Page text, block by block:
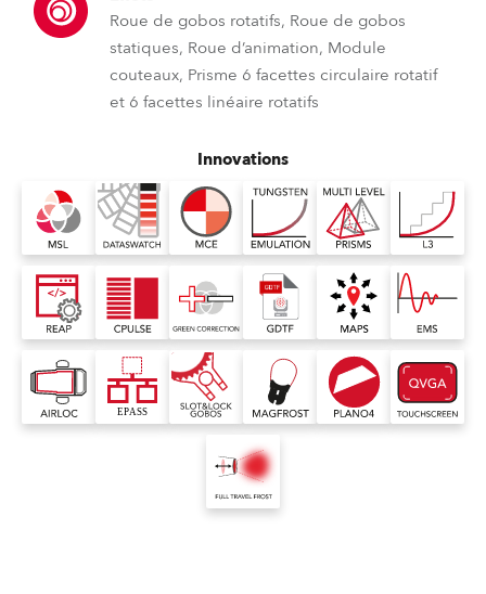
Roue de gobos rotatifs, Roue de gobos
statiques, Roue d’animation, Module
couteaux, Prisme 6 facettes circulaire rotatif
et 6 facettes linéaire rotatifs
Innovations